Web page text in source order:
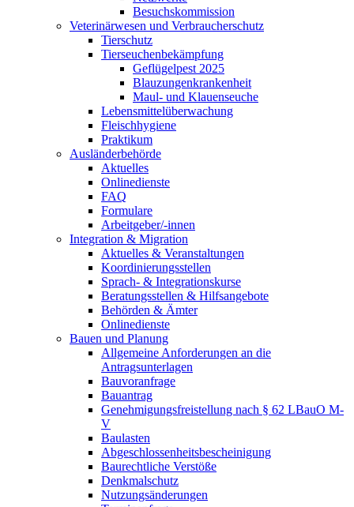
Besuchskommission
Veterinärwesen und Verbraucherschutz
Tierschutz
Tierseuchenbekämpfung
Geflügelpest 2025
Blauzungenkrankenheit
Maul- und Klauenseuche
Lebensmittelüberwachung
Fleischhygiene
Praktikum
Ausländerbehörde
Aktuelles
Onlinedienste
FAQ
Formulare
Arbeitgeber/-innen
Integration & Migration
Aktuelles & Veranstaltungen
Koordinierungsstellen
Sprach- & Integrationskurse
Beratungsstellen & Hilfsangebote
Behörden & Ämter
Onlinedienste
Bauen und Planung
Allgemeine Anforderungen an die
Antragsunterlagen
Bauvoranfrage
Bauantrag
Genehmigungsfreistellung nach § 62 LBauO M-
V
Baulasten
Abgeschlossenheits­bescheinigung
Baurechtliche Verstöße
Denkmalschutz
Nutzungsänderungen